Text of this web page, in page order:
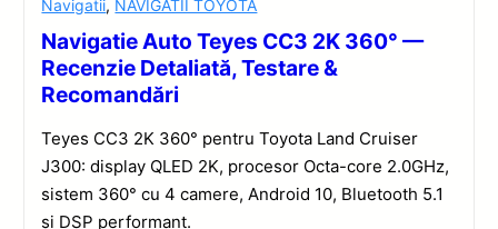
Navigatii, NAVIGATII TOYOTA
Navigatie Auto Teyes CC3 2K 360° —
Recenzie Detaliată, Testare &
Recomandări
Teyes CC3 2K 360° pentru Toyota Land Cruiser
J300: display QLED 2K, procesor Octa-core 2.0GHz,
sistem 360° cu 4 camere, Android 10, Bluetooth 5.1
și DSP performant.